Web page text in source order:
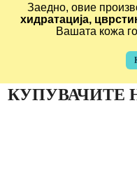
Заедно, овие
хидратација,
Вашата кожа
КУПУВАЧИТЕ